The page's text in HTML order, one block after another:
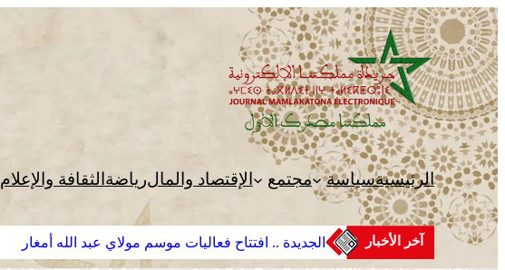
تخطى
إلى
المحتوى
الرئيسيةسياسة مجتمع الإقتصاد والمالرياضة الثقافة والإعلام
آخر الأخبار الجديدة .. افتتاح فعاليات موسم مولاي عبد الله أمغار